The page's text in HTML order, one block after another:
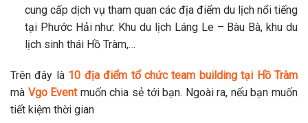
cung cấp dịch vụ tham quan các địa điểm du lịch nổi tiếng
tại Phước Hải như: Khu du lịch Láng Le – Bàu Bà, khu du
lịch sinh thái Hồ Tràm,…
Trên đây là 10 địa điểm tổ chức team building tại Hồ Tràm
mà Vgo Eventmuốn chia sẻ tới bạn. Ngoài ra, nếu bạn muốn
tiết kiệm thời gian